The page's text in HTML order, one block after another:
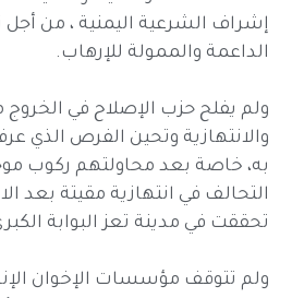
إشراف الشرعية اليمنية ، من
الداعمة والممولة للإرهاب.
ولم يفلح حزب الإصلاح في الخروج
والانتهازية وتحين الفرص الذي
به، خاصة بعد محاولتهم ركوب
التحالف في انتهازية مقيتة بعد
تحققت في مدينة تعز البوابة
ولم تتوقف مؤسسات الإخوان